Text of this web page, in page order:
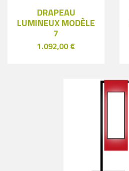
DRAPEAU
LUMINEUX MODÈLE
7
1.092,00 €